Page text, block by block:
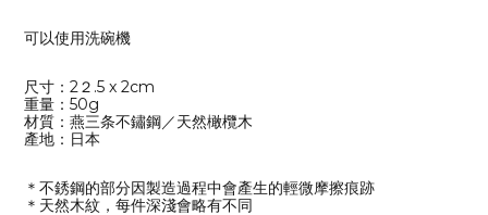
可以使用洗碗機
尺寸：2２.5 x 2cm
重量：50g
材質：燕三条不鏽鋼／天然橄欖木
產地：日本
＊不銹鋼的部分因製造過程中會產生的輕微摩擦痕跡
＊天然木紋，每件深淺會略有不同